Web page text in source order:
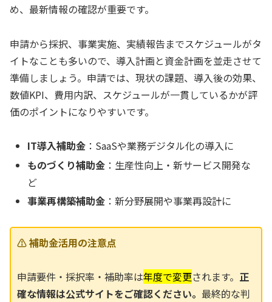
め、最新情報の確認が重要です。
申請から採択、事業実施、実績報告までスケジュールがタ
イトなことも多いので、導入計画と資金計画を並走させて
準備しましょう。申請では、現状の課題、導入後の効果、
数値KPI、費用内訳、スケジュールが一貫しているかが評
価のポイントになりやすいです。
IT導入補助金 ：SaaSや業務デジタル化の導入に
ものづくり補助金 ：生産性向上・新サービス開発な
ど
事業再構築補助金 ：新分野展開や事業再設計に
⚠️ 補助金活用の注意点
申請要件・採択率・補助率は年度で変更されます。 正
確な情報は公式サイトをご確認ください。 最終的な判